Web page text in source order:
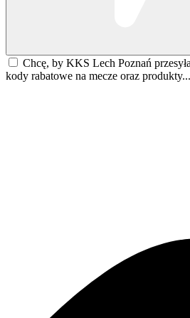
Chcę, by KKS Lech Poznań
kody rabatowe na mecze oraz produkty...